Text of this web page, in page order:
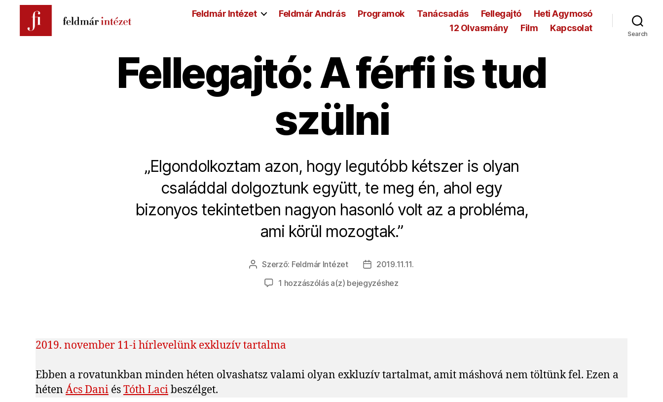
Feldmár Intézet Feldmár András Programok Tanácsadás Fellegajtó
Heti Agymosó
12 Olvasmány
Film Kapcsolat
Search
Fellegajtó: A férfi is tud
szülni
„Elgondolkoztam azon, hogy legutóbb kétszer is olyan
családdal dolgoztunk együtt, te meg én, ahol egy
bizonyos tekintetben nagyon hasonló volt az a probléma,
ami körül mozogtak.”
Bejegyzés
szerzője
Szerző: Feldmár Intézet
Bejegyzés
dátuma
2019.11.11.
1 hozzászólás a(z)Fellegajtó:
bejegyzéshez
2019. november 11-i hírlevelünk exkluzív tartalma
Ebben a rovatunkban minden héten olvashatsz valami olyan exkluzív tartalmat, amit máshová nem töltünk fel. Ezen a
héten Ács Dani ésTóth Lacibeszélget.